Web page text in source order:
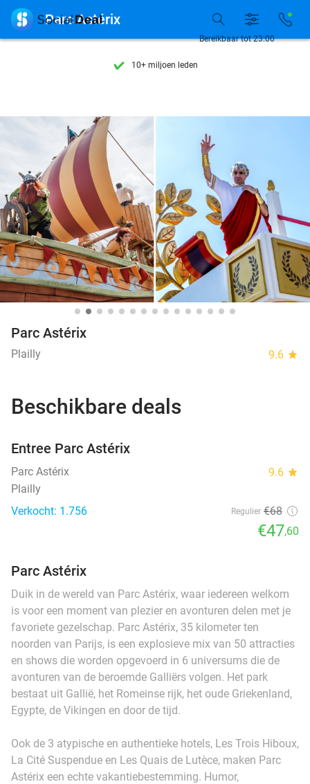
7 dagen per week beschikbaar
10+ miljoen leden
7 dagen per week beschikbaar
10+ miljoen leden
Bereikbaar tot 23:00
 Parc Astérix
Parc Astérix
Plailly 9.6 star
Beschikbare deals
Entree Parc Astérix
Parc Astérix 9.6 star
Plailly
Verkocht: 1.756
Regulier €68
€47,60
Parc Astérix
Duik in de wereld van Parc Astérix, waar iedereen welkom
is voor een moment van plezier en avonturen delen met je
favoriete gezelschap. Parc Astérix, 35 kilometer ten
noorden van Parijs, is een explosieve mix van 50 attracties
en shows die worden opgevoerd in 6 universums die de
avonturen van de beroemde Galliërs volgen. Het park
bestaat uit Gallië, het Romeinse rijk, het oude Griekenland,
Egypte, de Vikingen en door de tijd.
Ook de 3 atypische en authentieke hotels, Les Trois Hiboux,
La Cité Suspendue en Les Quais de Lutèce, maken Parc
Astérix een echte vakantiebestemming. Humor,